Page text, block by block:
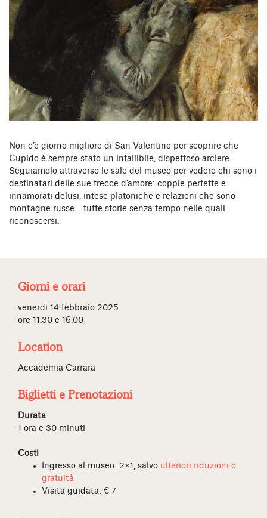
Non c’è giorno migliore di San Valentino per scoprire che
Cupido è sempre stato un infallibile, dispettoso arciere.
Seguiamolo attraverso le sale del museo per vedere chi sono i
destinatari delle sue frecce d’amore: coppie perfette e
innamorati delusi, intese platoniche e relazioni che sono
montagne russe… tutte storie senza tempo nelle quali
riconoscersi.
Giorni e orari
venerdì 14 febbraio 2025
ore 11.30 e 16.00
Location
Accademia Carrara
Biglietti e Prenotazioni
Durata
1 ora e 30 minuti
Costi
Ingresso al museo: 2×1, salvo ulteriori riduzioni o
gratuità
Visita guidata: € 7